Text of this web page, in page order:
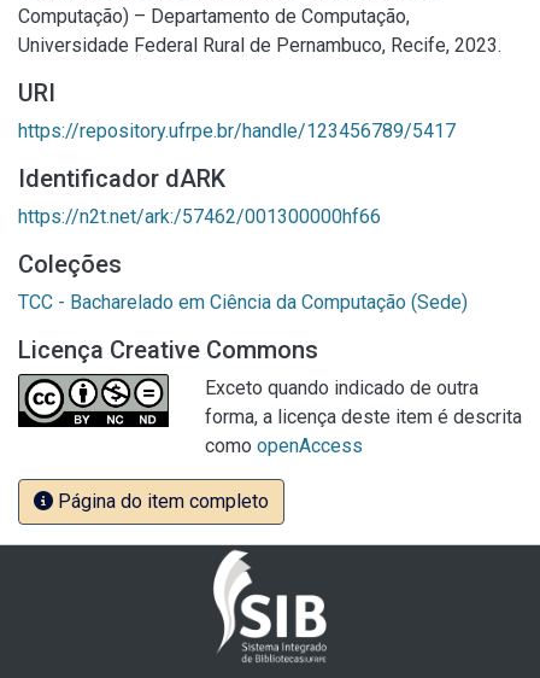
Computação) – Departamento de Computação,
Universidade Federal Rural de Pernambuco, Recife, 2023.
URI
https://repository.ufrpe.br/handle/123456789/5417
Identificador dARK
https://n2t.net/ark:/57462/001300000hf66
Coleções
TCC - Bacharelado em Ciência da Computação (Sede)
Licença Creative Commons
Exceto quando indicado de outra
forma, a licença deste item é descrita
como openAccess
Página do item completo